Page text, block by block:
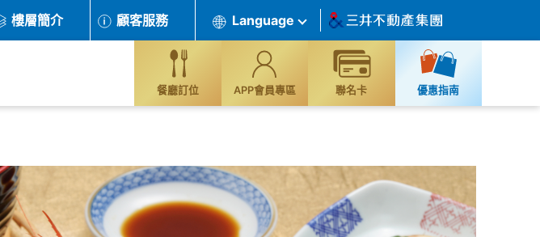
樓層簡介 顧客服務 Language
餐廳訂位 APP會員專區 聯名卡 優惠指南